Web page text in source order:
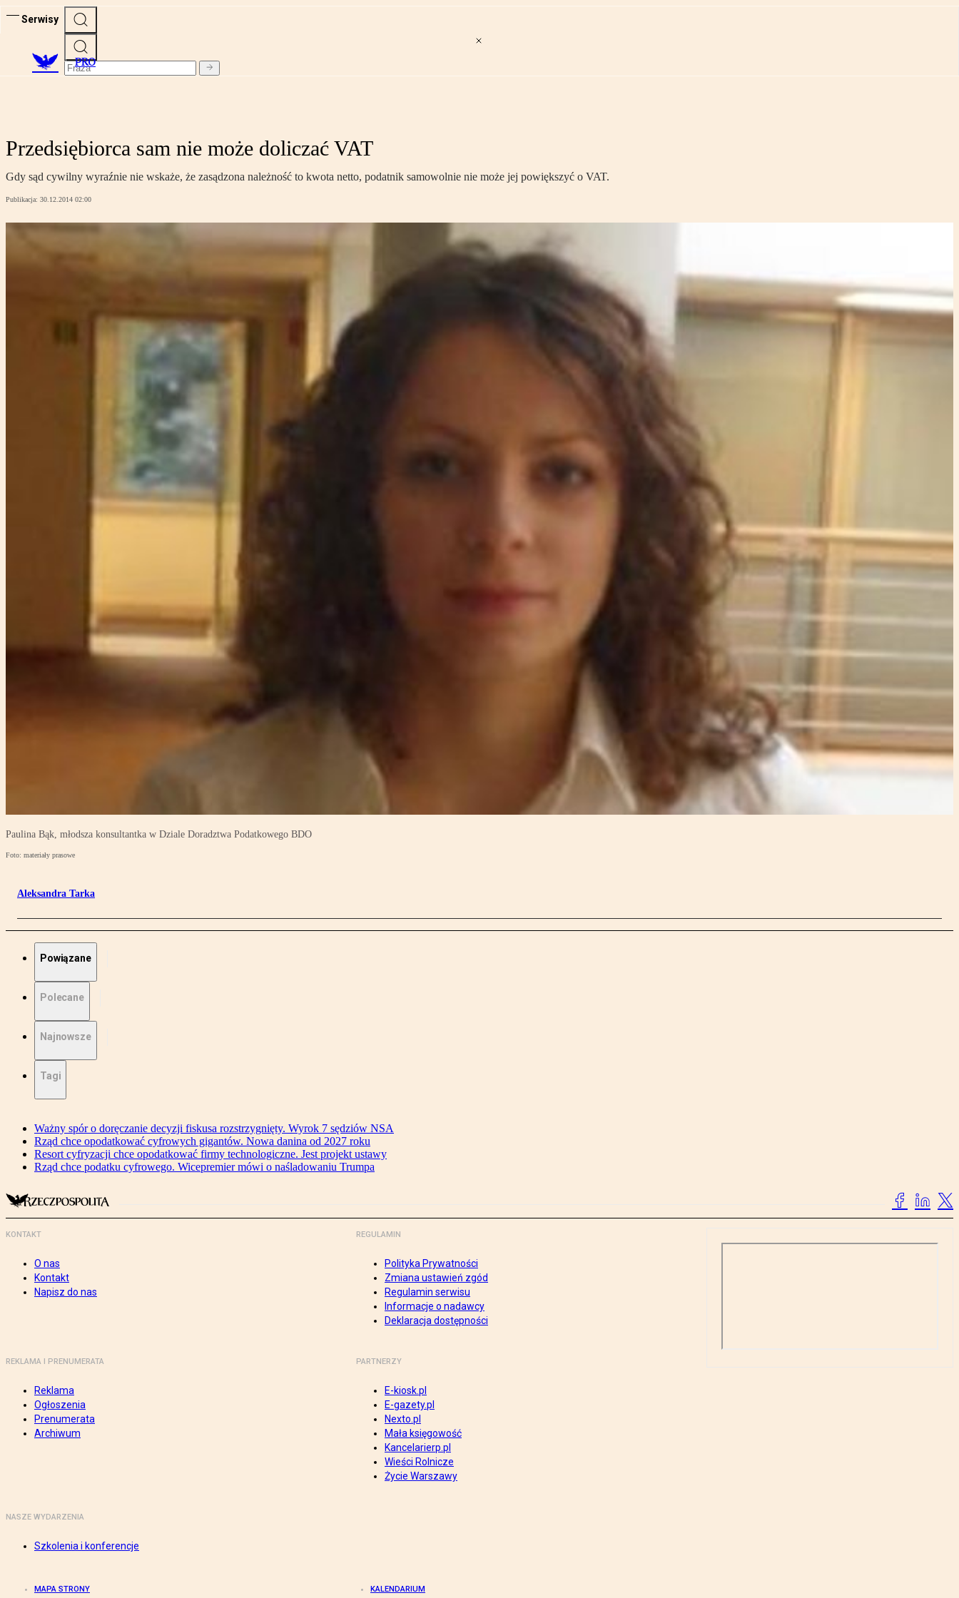
Serwisy
PRO
Przedsiębiorca sam nie może doliczać VAT
Gdy sąd cywilny wyraźnie nie wskaże, że zasądzona należność to kwota netto, podatnik samowolnie nie może jej powiększyć o VAT.
Publikacja: 30.12.2014 02:00
Paulina Bąk, młodsza konsultantka w Dziale Doradztwa Podatkowego BDO
Foto: materiały prasowe
Aleksandra Tarka
Powiązane
Polecane
Najnowsze
Tagi
Ważny spór o doręczanie decyzji fiskusa rozstrzygnięty. Wyrok 7 sędziów NSA
Rząd chce opodatkować cyfrowych gigantów. Nowa danina od 2027 roku
Resort cyfryzacji chce opodatkować firmy technologiczne. Jest projekt ustawy
Rząd chce podatku cyfrowego. Wicepremier mówi o naśladowaniu Trumpa
KONTAKT
O nas
Kontakt
Napisz do nas
REGULAMIN
Polityka Prywatności
Zmiana ustawień zgód
Regulamin serwisu
Informacje o nadawcy
Deklaracja dostępności
REKLAMA I PRENUMERATA
Reklama
Ogłoszenia
Prenumerata
Archiwum
PARTNERZY
E-kiosk.pl
E-gazety.pl
Nexto.pl
Mała księgowość
Kancelarierp.pl
Wieści Rolnicze
Życie Warszawy
NASZE WYDARZENIA
Szkolenia i konferencje
MAPA STRONY KALENDARIUM